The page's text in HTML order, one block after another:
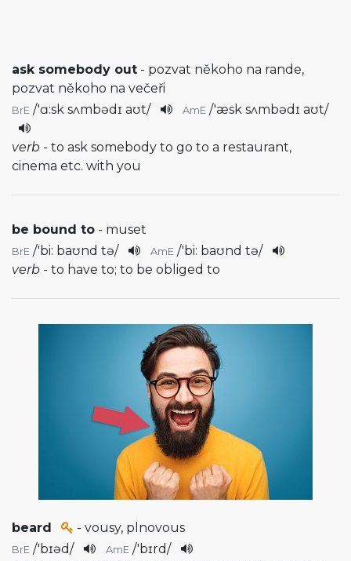
ask somebody out - pozvat někoho na rande,
pozvat někoho na večeři
BrE /'ɑ:sk sʌmbədɪ aʊt/ AmE /'æsk sʌmbədɪ aʊt/
verb - to ask somebody to go to a restaurant,
cinema etc. with you
be bound to - muset
BrE /'bi: baʊnd tə/ AmE /'bi: baʊnd tə/
verb - to have to; to be obliged to
beard - vousy, plnovous
BrE /'bɪəd/ AmE /'bɪrd/